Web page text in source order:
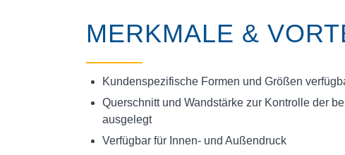
MERKMALE &
Kundenspezifische Formen und Größen
Querschnitt und Wandstärke zur Kontrolle der
ausgelegt
Verfügbar für Innen- und Außendruck